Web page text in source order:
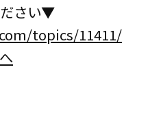
ださい▼
topics/11411/